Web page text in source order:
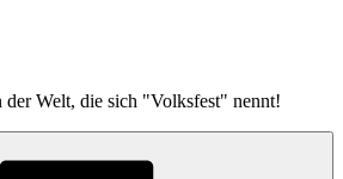
Welt, die sich "Volksfest" nennt!